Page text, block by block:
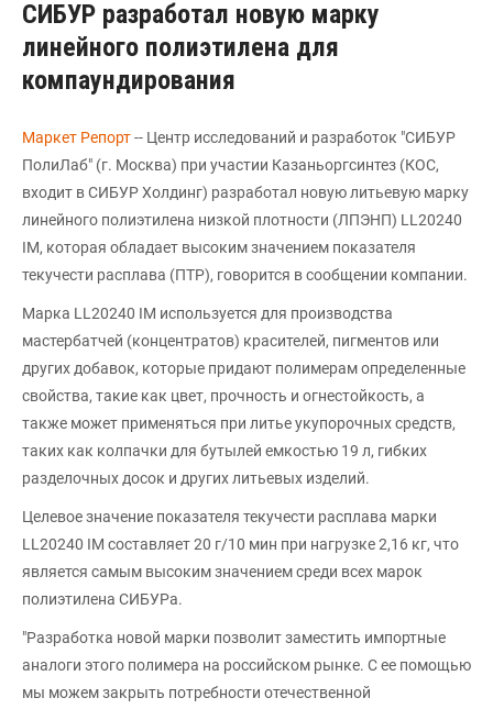
СИБУР разработал новую марку
линейного полиэтилена для
компаундирования
Маркет Репорт-- Центр исследований и разработок "СИБУР
ПолиЛаб" (г. Москва) при участии Казаньоргсинтез (КОС,
входит в СИБУР Холдинг) разработал новую литьевую марку
линейного полиэтилена низкой плотности (ЛПЭНП) LL20240
IM, которая обладает высоким значением показателя
текучести расплава (ПТР), говорится в сообщении компании.
Марка LL20240 IM используется для производства
мастербатчей (концентратов) красителей, пигментов или
других добавок, которые придают полимерам определенные
свойства, такие как цвет, прочность и огнестойкость, а
также может применяться при литье укупорочных средств,
таких как колпачки для бутылей емкостью 19 л, гибких
разделочных досок и других литьевых изделий.
Целевое значение показателя текучести расплава марки
LL20240 IM составляет 20 г/10 мин при нагрузке 2,16 кг, что
является самым высоким значением среди всех марок
полиэтилена СИБУРа.
"Разработка новой марки позволит заместить импортные
аналоги этого полимера на российском рынке. С ее помощью
мы можем закрыть потребности отечественной